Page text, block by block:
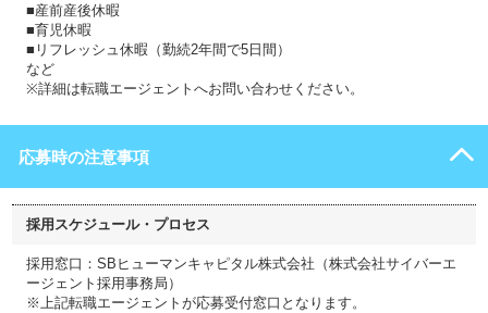
■産前産後休暇
■育児休暇
■リフレッシュ休暇（勤続2年間で5日間）
など
※詳細は転職エージェントへお問い合わせください。
応募時の注意事項
採用スケジュール・プロセス
採用窓口：SBヒューマンキャピタル株式会社（株式会社サイバーエ
ージェント採用事務局）
※上記転職エージェントが応募受付窓口となります。